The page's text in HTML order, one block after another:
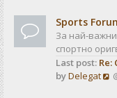
t
e
s
t
p
o
w
t
h
e
l
Sports
За най-
спортно
Last post:
byDelegat
V